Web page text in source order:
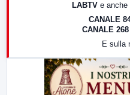
LABTV e anche
CANALE
CANALE 268
E sulla